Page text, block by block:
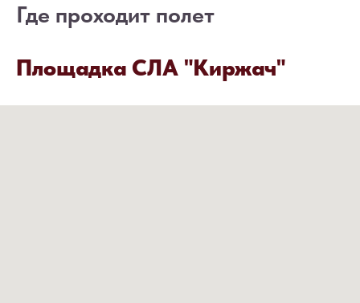
Где проходит полет
Площадка СЛА "Киржач"